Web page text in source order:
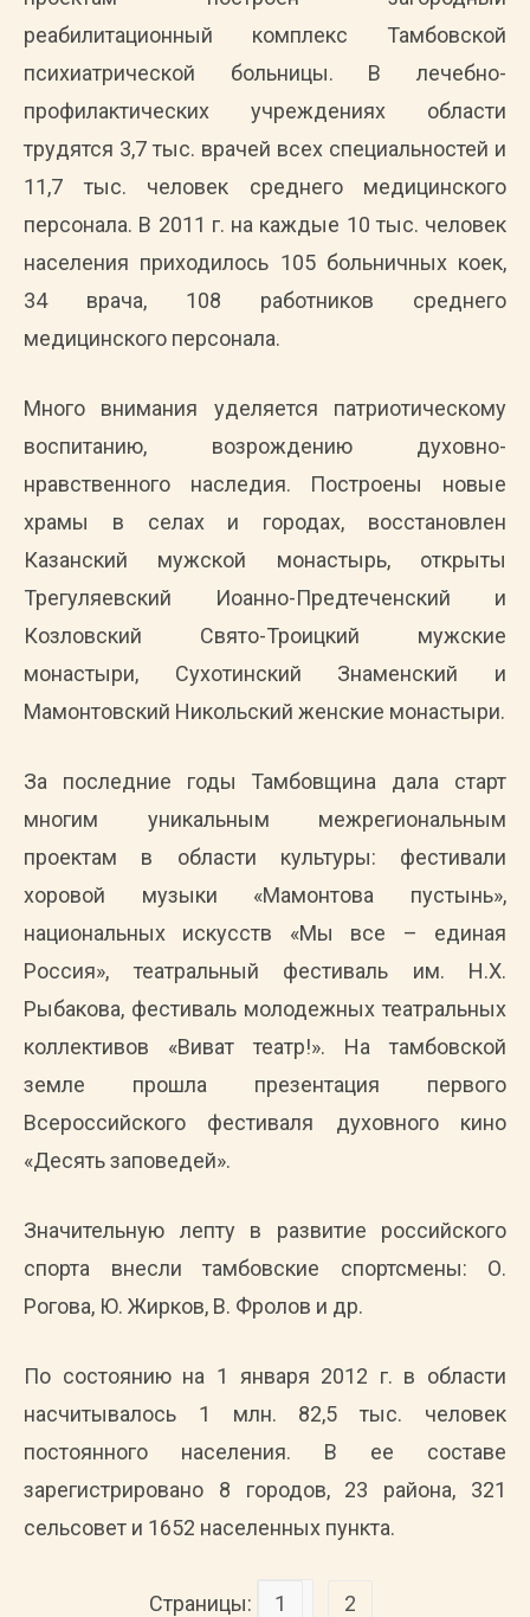
реабилитационный комплекс Тамбовской
психиатрической больницы. В лечебно-
профилактических учреждениях области
трудятся 3,7 тыс. врачей всех специальностей и
11,7 тыс. человек среднего медицинского
персонала. В 2011 г. на каждые 10 тыс. человек
населения приходилось 105 больничных коек,
34 врача, 108 работников среднего
медицинского персонала.
Много внимания уделяется патриотическому
воспитанию, возрождению духовно-
нравственного наследия. Построены новые
храмы в селах и городах, восстановлен
Казанский мужской монастырь, открыты
Трегуляевский Иоанно-Предтеченский и
Козловский Свято-Троицкий мужские
монастыри, Сухотинский Знаменский и
Мамонтовский Никольский женские монастыри.
За последние годы Тамбовщина дала старт
многим уникальным межрегиональным
проектам в области культуры: фестивали
хоровой музыки «Мамонтова пустынь»,
национальных искусств «Мы все – единая
Россия», театральный фестиваль им. Н.Х.
Рыбакова, фестиваль молодежных театральных
коллективов «Виват театр!». На тамбовской
земле прошла презентация первого
Всероссийского фестиваля духовного кино
«Десять заповедей».
Значительную лепту в развитие российского
спорта внесли тамбовские спортсмены: О.
Рогова, Ю. Жирков, В. Фролов и др.
По состоянию на 1 января 2012 г. в области
насчитывалось 1 млн. 82,5 тыс. человек
постоянного населения. В ее составе
зарегистрировано 8 городов, 23 района, 321
сельсовет и 1652 населенных пункта.
Страницы: 1 2